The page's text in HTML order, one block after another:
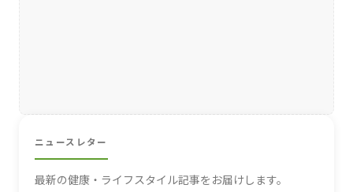
ニュースレター
最新の健康・ライフスタイル記事をお届けします。